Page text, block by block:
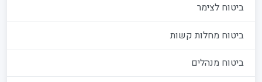
ביטוח לצימר
ביטוח מחלות קשות
ביטוח מנהלים